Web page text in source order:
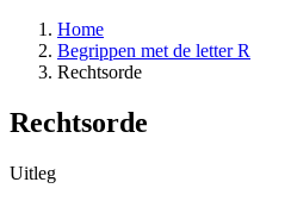
Home
Begrippen met de letter R
Rechtsorde
Rechtsorde
Uitleg